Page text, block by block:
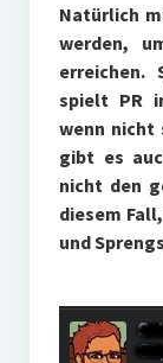
Natürlich
werden,
erreichen.
spielt PR
wenn nicht
gibt es
nicht den
diesem
und